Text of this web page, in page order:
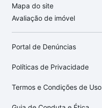
Mapa do site
Avaliação de imóvel
Portal de Denúncias
Políticas de Privacidade
Termos e Condições de Uso